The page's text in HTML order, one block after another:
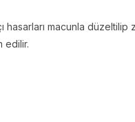
macunla düzeltilip
edilir.